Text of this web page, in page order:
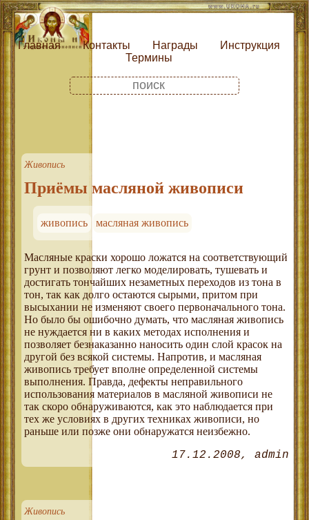
Главная Контакты Награды
Инструкция
Термины
Живопись
Приёмы масляной живописи
живопись масляная живопись
Масляные краски хорошо ложатся на соответствующий
грунт и позволяют легко моделировать, тушевать и
достигать тончайших незаметных переходов из тона в
тон, так как долго остаются сырыми, притом при
высыхании не изменяют своего первоначального тона.
Но было бы ошибочно думать, что масляная живопись
не нуждается ни в каких методах исполнения и
позволяет безнаказанно наносить один слой красок на
другой без всякой системы. Напротив, и масляная
живопись требует вполне определенной системы
выполнения. Правда, дефекты неправильного
использования материалов в масляной живописи не
так скоро обнаруживаются, как это наблюдается при
тех же условиях в других техниках живописи, но
раньше или позже они обнаружатся неизбежно.
17.12.2008 admin
Живопись